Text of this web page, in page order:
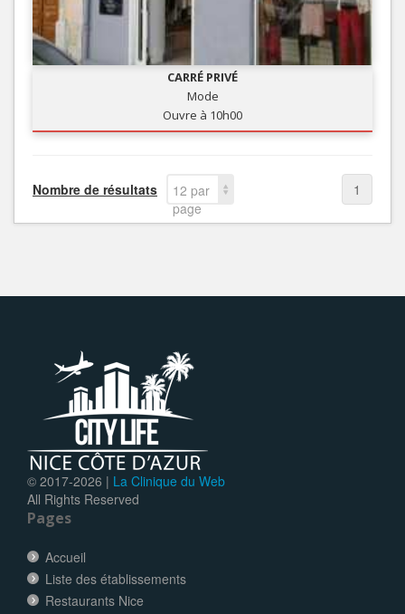
CARRÉ PRIVÉ
Mode
Ouvre à 10h00
Nombre de résultats
12 par
page
1
© 2017-2026 | La Clinique du Web
All Rights Reserved
Pages
Accueil
Liste des établissements
Restaurants Nice